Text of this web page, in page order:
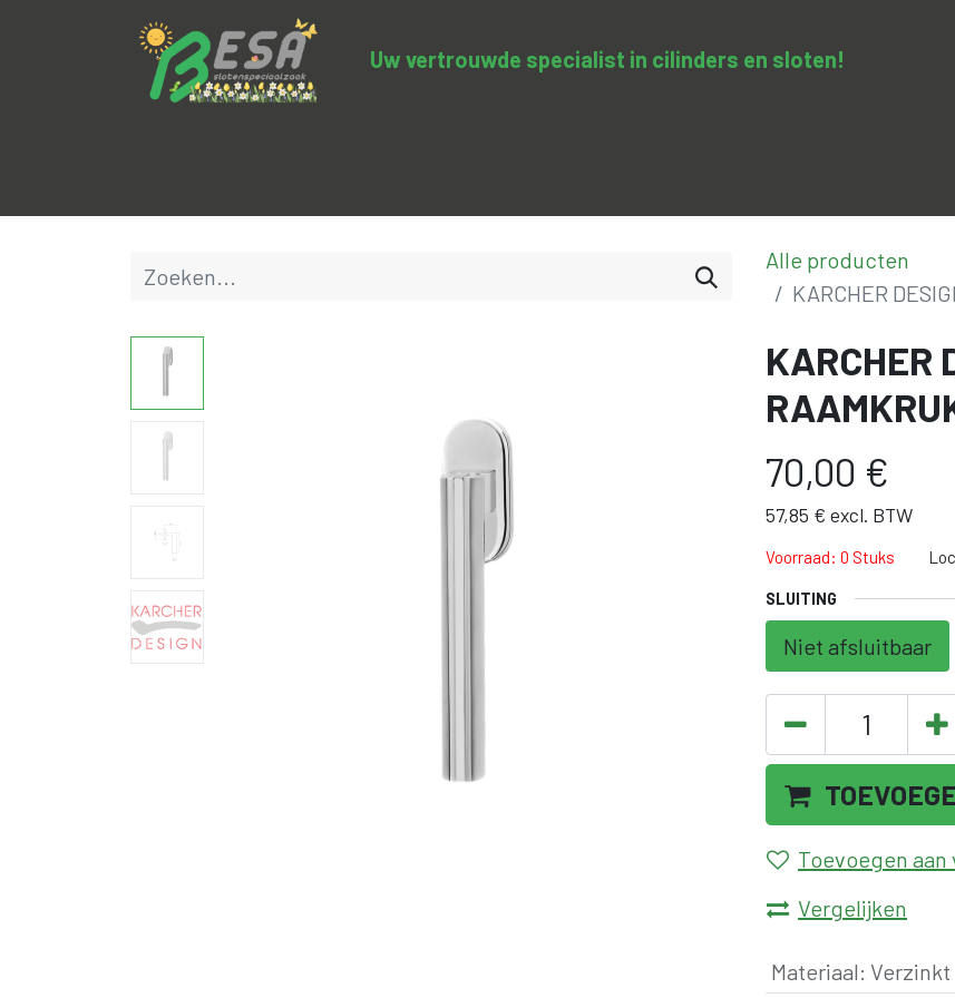
Uw vertrouwde specialist in cilinders en sloten​!
Alle producten
KARCHER
KARCHER
70,00 €
57,85 € excl. BTW
Voorraad: 0 Stuks
SLUITING
Niet afsluitbaar
Toevoegen
Vergelijken
Materiaal: Verzinkt